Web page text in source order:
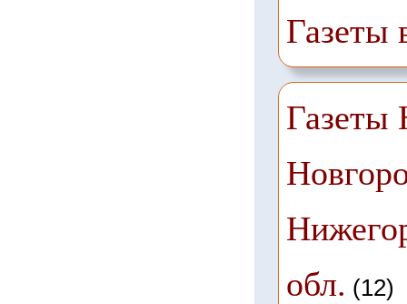
Газеты
Газеты
обл. (12)